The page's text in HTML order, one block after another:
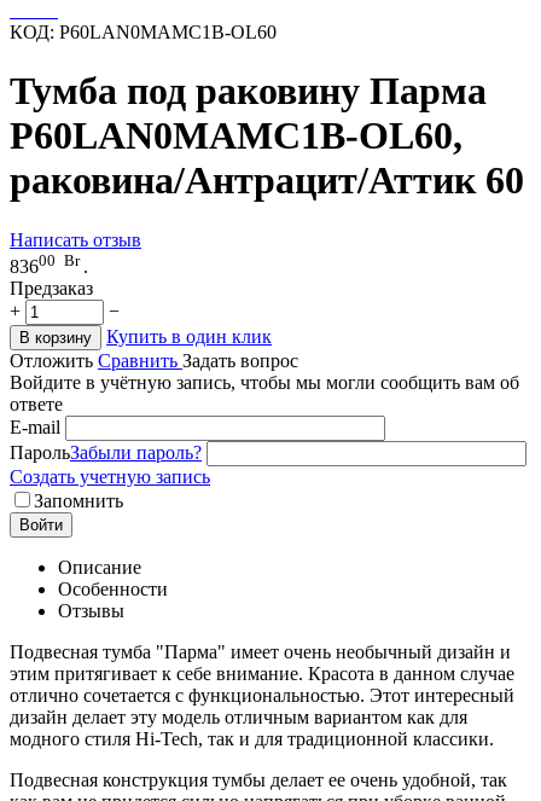
КОД: P60LAN0MAMC1B-OL60
Тумба под раковину Парма
P60LAN0MAMC1B-OL60,
раковина/Антрацит/Аттик 60
Написать отзыв
83600 Br .
Предзаказ
+
−
В корзину
Купить в один клик
Отложить Сравнить Задать вопрос
Войдите в учётную запись, чтобы мы могли сообщить вам об
ответе
E-mail
ПарольЗабыли пароль?
Создать учетную запись
Запомнить
Войти
Описание
Особенности
Отзывы
Подвесная тумба "Парма" имеет очень необычный дизайн и
этим притягивает к себе внимание. Красота в данном случае
отлично сочетается с функциональностью. Этот интересный
дизайн делает эту модель отличным вариантом как для
модного стиля Hi-Tech, так и для традиционной классики.
Подвесная конструкция тумбы делает ее очень удобной, так